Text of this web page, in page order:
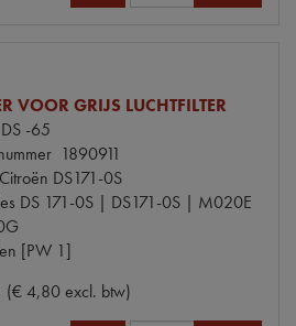
VOOR GRIJS LUCHTFILTER
DS -65
1890911
DS171-0S
DS 171-0S | DS171-0S | M020E
[PW 1]
(€ 4,80 excl. btw)